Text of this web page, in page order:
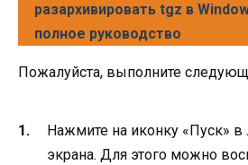
разархивировать tgz в
полное руководство
Пожалуйста, выполните
Нажмите на иконку «Пуск»
экрана. Для этого можно